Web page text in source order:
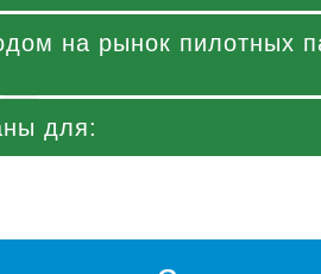
на рынок пилотных
для: